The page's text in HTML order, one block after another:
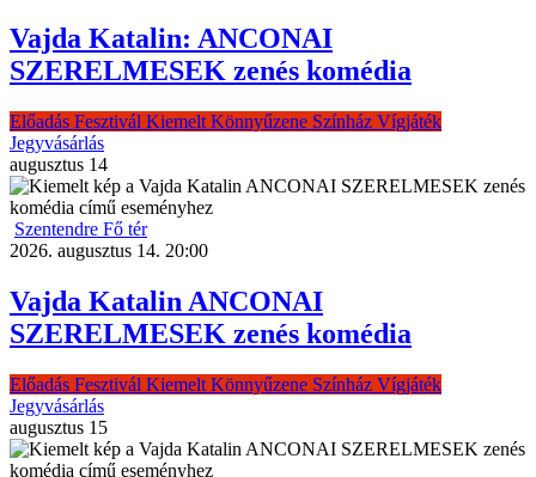
Vajda Katalin: ANCONAI
SZERELMESEK zenés komédia
Előadás Fesztivál Kiemelt Könnyűzene Színház Vígjáték
Jegyvásárlás
augusztus 14
Szentendre Fő tér
2026. augusztus 14. 20:00
Vajda Katalin ANCONAI
SZERELMESEK zenés komédia
Előadás Fesztivál Kiemelt Könnyűzene Színház Vígjáték
Jegyvásárlás
augusztus 15